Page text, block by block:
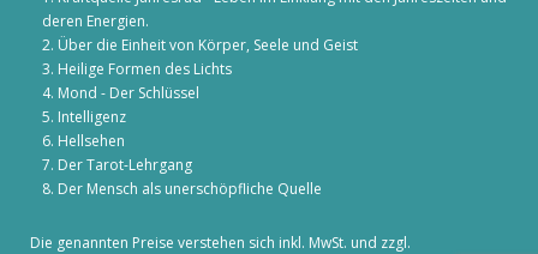
deren Energien.
Über die Einheit von Körper, Seele und Geist
Heilige Formen des Lichts
Mond - Der Schlüssel
Intelligenz
Hellsehen
Der Tarot-Lehrgang
Der Mensch als unerschöpfliche Quelle
Die genannten Preise verstehen sich inkl. MwSt. und zzgl.